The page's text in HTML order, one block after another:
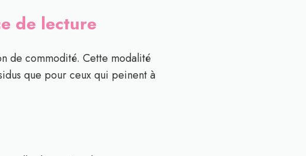
de lecture
de commodité. Cette modalité
que pour ceux qui peinent à